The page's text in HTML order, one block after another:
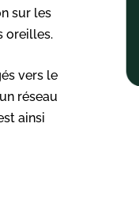
sur les
oreilles.
vers le
réseau
ainsi